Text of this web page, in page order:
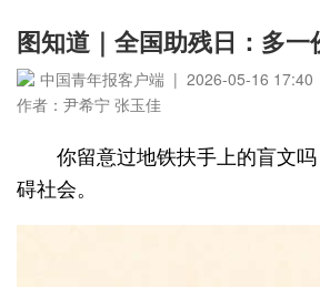
图知道｜全国助残日：多
中国青年报客户端 | 2026-05-16 17:40
作者：尹希宁 张玉佳
你留意过地铁扶手上的盲文
碍社会。